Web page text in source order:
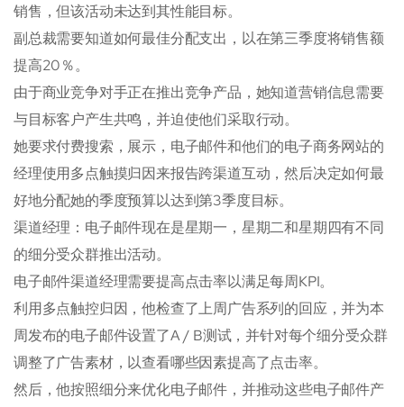
销售，但该活动未达到其性能目标。
副总裁需要知道如何最佳分配支出，以在第三季度将销售额
提高20％。
由于商业竞争对手正在推出竞争产品，她知道营销信息需要
与目标客户产生共鸣，并迫使他们采取行动。
她要求付费搜索，展示，电子邮件和他们的电子商务网站的
经理使用多点触摸归因来报告跨渠道互动，然后决定如何最
好地分配她的季度预算以达到第3季度目标。
渠道经理：电子邮件现在是星期一，星期二和星期四有不同
的细分受众群推出活动。
电子邮件渠道经理需要提高点击率以满足每周KPI。
利用多点触控归因，他检查了上周广告系列的回应，并为本
周发布的电子邮件设置了A / B测试，并针对每个细分受众群
调整了广告素材，以查看哪些因素提高了点击率。
然后，他按照细分来优化电子邮件，并推动这些电子邮件产